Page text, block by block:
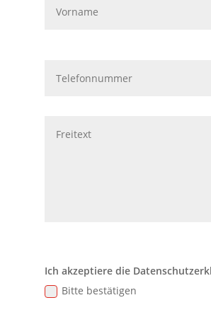
Ich akzeptiere die
Bitte bestätigen